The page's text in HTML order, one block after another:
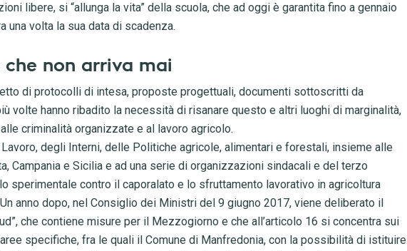
libere, si “allunga la vita” della scuola, che ad oggi è garantita fino a gennaio
una volta la sua data di scadenza.
non arriva mai
di protocolli di intesa, proposte progettuali, documenti sottoscritti da
volte hanno ribadito la necessità di risanare questo e altri luoghi di marginalità,
criminalità organizzate e al lavoro agricolo.
degli Interni, delle Politiche agricole, alimentari e forestali, insieme alle
Campania e Sicilia e ad una serie di organizzazioni sindacali e del terzo
sperimentale contro il caporalato e lo sfruttamento lavorativo in agricoltura
Un anno dopo, nel Consiglio dei Ministri del 9 giugno 2017, viene deliberato il
che contiene misure per il Mezzogiorno e che all’articolo 16 si concentra sui
specifiche, fra le quali il Comune di Manfredonia, con la possibilità di istituire